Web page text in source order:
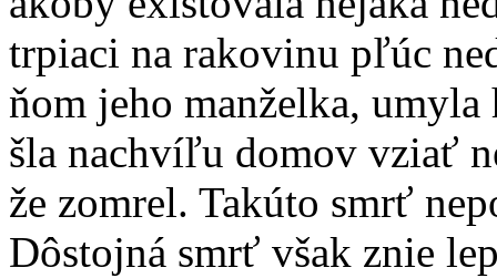
trpiaci na rakovinu pľúc
ňom jeho manželka,
šla nachvíľu domov vziať
že zomrel. Takúto smrť
Dôstojná smrť však znie